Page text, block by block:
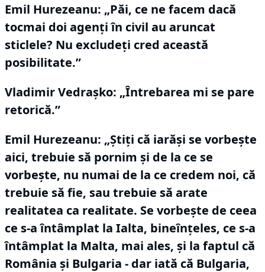
Emil Hurezeanu: „Păi, ce ne facem dacă
tocmai doi agenţi în civil au aruncat
sticlele? Nu excludeţi cred această
posibilitate.”
Vladimir Vedraşko: „Întrebarea mi se pare
retorică.”
Emil Hurezeanu: „Ştiţi că iarăşi se vorbeşte
aici, trebuie să pornim şi de la ce se
vorbeşte, nu numai de la ce credem noi, că
trebuie să fie, sau trebuie să arate
realitatea ca realitate. Se vorbeşte de ceea
ce s-a întâmplat la Ialta, bineînţeles, ce s-a
întâmplat la Malta, mai ales, şi la faptul că
România şi Bulgaria - dar iată că Bulgaria,